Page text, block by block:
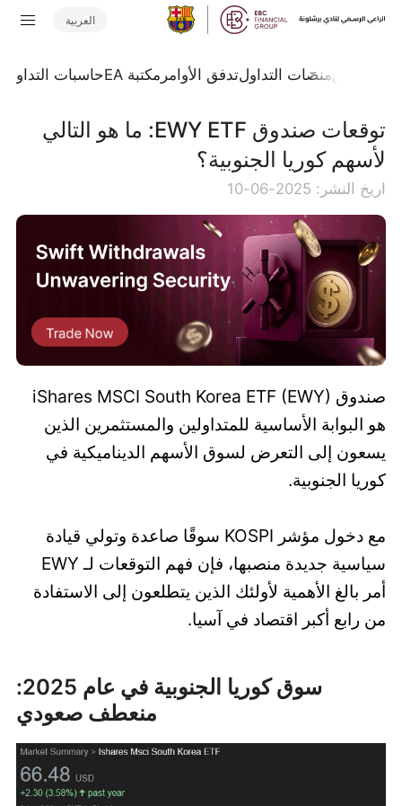
العربية
السوقمنصات التداولتدفق الأوامر مكتبة EA حاسبات التداول
توقعات صندوق EWY ETF: ما هو التالي
لأسهم كوريا الجنوبية؟
اريخ النشر: 2025-06-10
صندوق iShares MSCI South Korea ETF (EWY)
هو البوابة الأساسية للمتداولين والمستثمرين الذين
يسعون إلى التعرض لسوق الأسهم الديناميكية في
كوريا الجنوبية.
مع دخول مؤشر KOSPI سوقًا صاعدة وتولي قيادة
سياسية جديدة منصبها، فإن فهم التوقعات لـ EWY
أمر بالغ الأهمية لأولئك الذين يتطلعون إلى الاستفادة
من رابع أكبر اقتصاد في آسيا.
سوق كوريا الجنوبية في عام 2025:
منعطف صعودي